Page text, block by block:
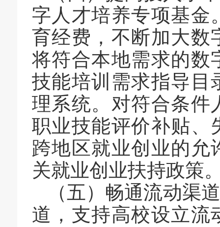
字人才培养专项基金
育经费，不断加大数
将符合本地需求的数
技能培训需求指导目
理系统。对符合条件
职业技能评价补贴、
跨地区就业创业的允
关就业创业扶持政策
（五）畅通流动渠
道，支持高校设立流